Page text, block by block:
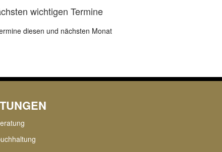
wichtigen Termine
diesen und nächsten Monat